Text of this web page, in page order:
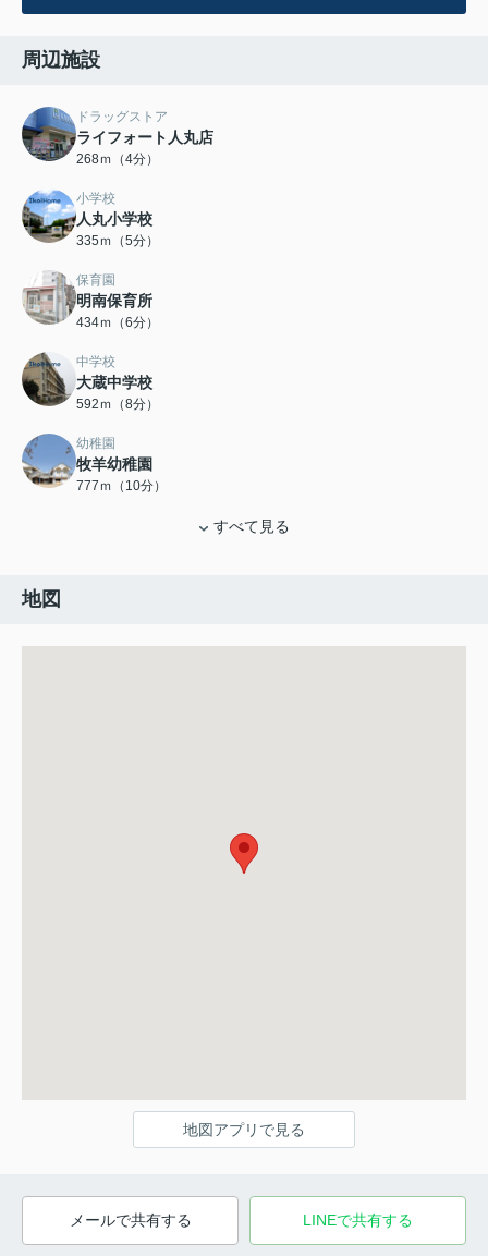
周辺施設
ドラッグストア
ライフォート人丸店
268ｍ（4分）
小学校
人丸小学校
335ｍ（5分）
保育園
明南保育所
434ｍ（6分）
中学校
大蔵中学校
592ｍ（8分）
幼稚園
牧羊幼稚園
777ｍ（10分）
すべて見る
地図
地図アプリで見る
メールで共有する LINEで共有する